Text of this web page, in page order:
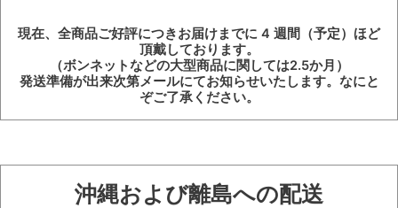
プ
バ
カ
現在、全商品ご好評につきお届けまでに 4 週間（予定）ほど
頂戴しております。
（ボンネットなどの大型商品に関しては2.5か月）
発送準備が出来次第メールにてお知らせいたします。なにと
ぞご了承ください。
沖縄および離島への配送